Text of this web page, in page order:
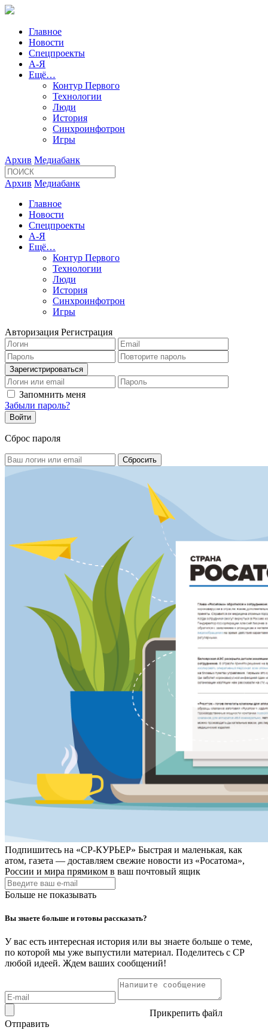
Главное
Новости
Спецпроекты
А-Я
Ещё…
Контур Первого
Технологии
Люди
История
Синхроинфотрон
Игры
Архив Медиабанк
Архив Медиабанк
Главное
Новости
Спецпроекты
А-Я
Ещё…
Контур Первого
Технологии
Люди
История
Синхроинфотрон
Игры
Авторизация Регистрация
Запомнить меня
Забыли пароль?
Сброс пароля
Подпишитесь на «СР-КУРЬЕР» Быстрая и маленькая, как
атом, газета — доставляем свежие новости из «Росатома»,
России и мира прямиком в ваш почтовый ящик
Больше не показывать
Вы знаете больше и готовы рассказать?
У вас есть интересная история или вы знаете больше о теме,
по которой мы уже выпустили материал. Поделитесь с СР
любой идеей. Ждем ваших сообщений!
Прикрепить файл
Отправить